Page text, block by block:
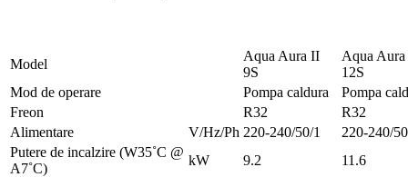
Model
Aqua Aura II
9S
Aqua
12S
Mod de operare
Pompa caldura
Pompa
Freon
R32
R32
Alimentare
V/Hz/Ph 220-240/50/1
220-240/
Putere de incalzire (W35˚C @
A7˚C)
kW 9.2
11.6